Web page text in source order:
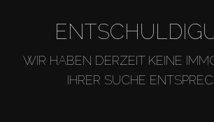
WIR HABEN DERZEIT KEINE
IHRER SUCHE